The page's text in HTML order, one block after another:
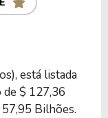
está listada
de $ 127,36
Bilhões.